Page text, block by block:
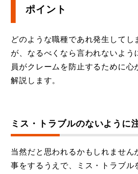
ポイント
どのような職種であれ発生してし
が、なるべくなら言われないよう
員がクレームを防止するために心
解説します。
ミス・トラブルのないように
当然だと思われるかもしれません
事をするうえで、ミス・トラブル